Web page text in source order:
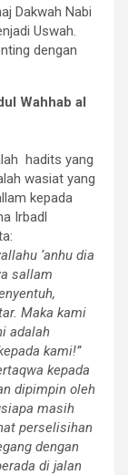
Dakwah Nabi
Uswah.
dengan
Wahhab al
hadits yang
wasiat yang
kepada
Irbadl
‘anhu dia
sallam
Maka kami
adalah
kami!”
kepada
dipimpin oleh
masih
perselisihan
dengan
di jalan